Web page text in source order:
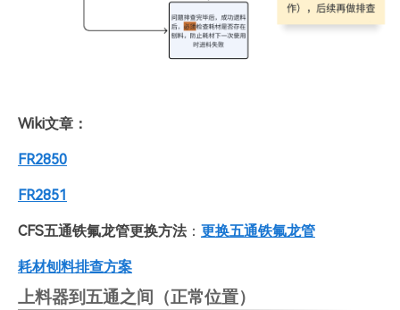
Wiki文章：
FR2850
FR2851
CFS五通铁氟龙管更换方法： 更换五通铁氟龙管
耗材刨料排查方案
上料器到五通之间（正常位置）